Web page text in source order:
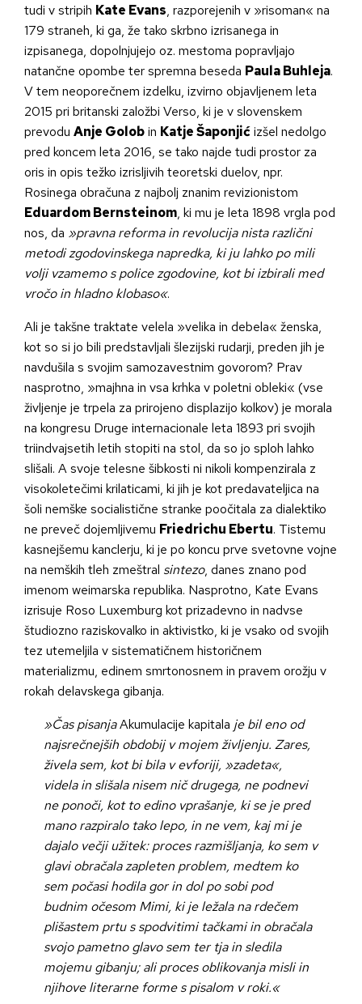
tudi v stripih Kate Evans, razporejenih v »risoman« na
179 straneh, ki ga, že tako skrbno izrisanega in
izpisanega, dopolnjujejo oz. mestoma popravljajo
natančne opombe ter spremna beseda Paula Buhleja.
V tem neoporečnem izdelku, izvirno objavljenem leta
2015 pri britanski založbi Verso, ki je v slovenskem
prevodu Anje Golobin Katje Šaponjićizšel nedolgo
pred koncem leta 2016, se tako najde tudi prostor za
oris in opis težko izrisljivih teoretski duelov, npr.
Rosinega obračuna z najbolj znanim revizionistom
Eduardom Bernsteinom, ki mu je leta 1898 vrgla pod
nos, da »pravna reforma in revolucija nista različni
metodi zgodovinskega napredka, ki ju lahko po mili
volji vzamemo s police zgodovine, kot bi izbirali med
vročo in hladno klobaso«.
Ali je takšne traktate velela »velika in debela« ženska,
kot so si jo bili predstavljali šlezijski rudarji, preden jih je
navdušila s svojim samozavestnim govorom? Prav
nasprotno, »majhna in vsa krhka v poletni obleki« (vse
življenje je trpela za prirojeno displazijo kolkov) je morala
na kongresu Druge internacionale leta 1893 pri svojih
triindvajsetih letih stopiti na stol, da so jo sploh lahko
slišali. A svoje telesne šibkosti ni nikoli kompenzirala z
visokoletečimi krilaticami, ki jih je kot predavateljica na
šoli nemške socialistične stranke poočitala za dialektiko
ne preveč dojemljivemu Friedrichu Ebertu. Tistemu
kasnejšemu kanclerju, ki je po koncu prve svetovne vojne
na nemških tleh zmeštral sintezo, danes znano pod
imenom weimarska republika. Nasprotno, Kate Evans
izrisuje Roso Luxemburg kot prizadevno in nadvse
študiozno raziskovalko in aktivistko, ki je vsako od svojih
tez utemeljila v sistematičnem historičnem
materializmu, edinem smrtonosnem in pravem orožju v
rokah delavskega gibanja.
»Čas pisanjaAkumulacije kapitala je bil eno od
najsrečnejših obdobij v mojem življenju. Zares,
živela sem, kot bi bila v evforiji, »zadeta«,
videla in slišala nisem nič drugega, ne podnevi
ne ponoči, kot to edino vprašanje, ki se je pred
mano razpiralo tako lepo, in ne vem, kaj mi je
dajalo večji užitek: proces razmišljanja, ko sem v
glavi obračala zapleten problem, medtem ko
sem počasi hodila gor in dol po sobi pod
budnim očesom Mimi, ki je ležala na rdečem
plišastem prtu s spodvitimi tačkami in obračala
svojo pametno glavo sem ter tja in sledila
mojemu gibanju; ali proces oblikovanja misli in
njihove literarne forme s pisalom v roki.«